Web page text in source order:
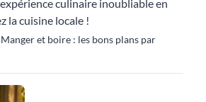
culinaire inoubliable en
la cuisine locale !
et boire : les bons plans par